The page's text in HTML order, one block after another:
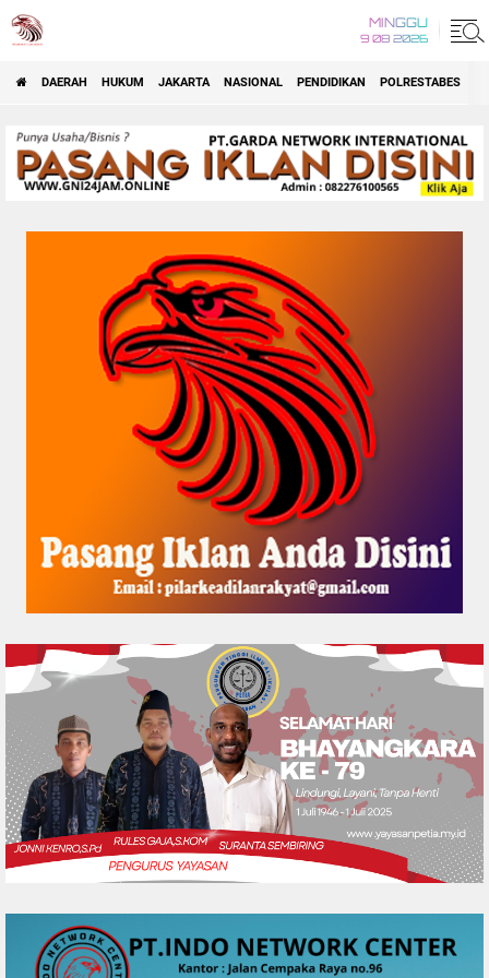
MINGGU
9 08 2026
DAERAH HUKUM JAKARTA NASIONAL PENDIDIKAN POLRESTABES